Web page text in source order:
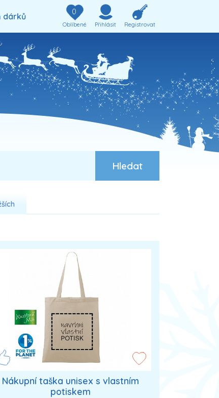
dárků 0
Oblíbené Přihlásit Registrovat
Nákupní taška unisex s vlastním
potiskem